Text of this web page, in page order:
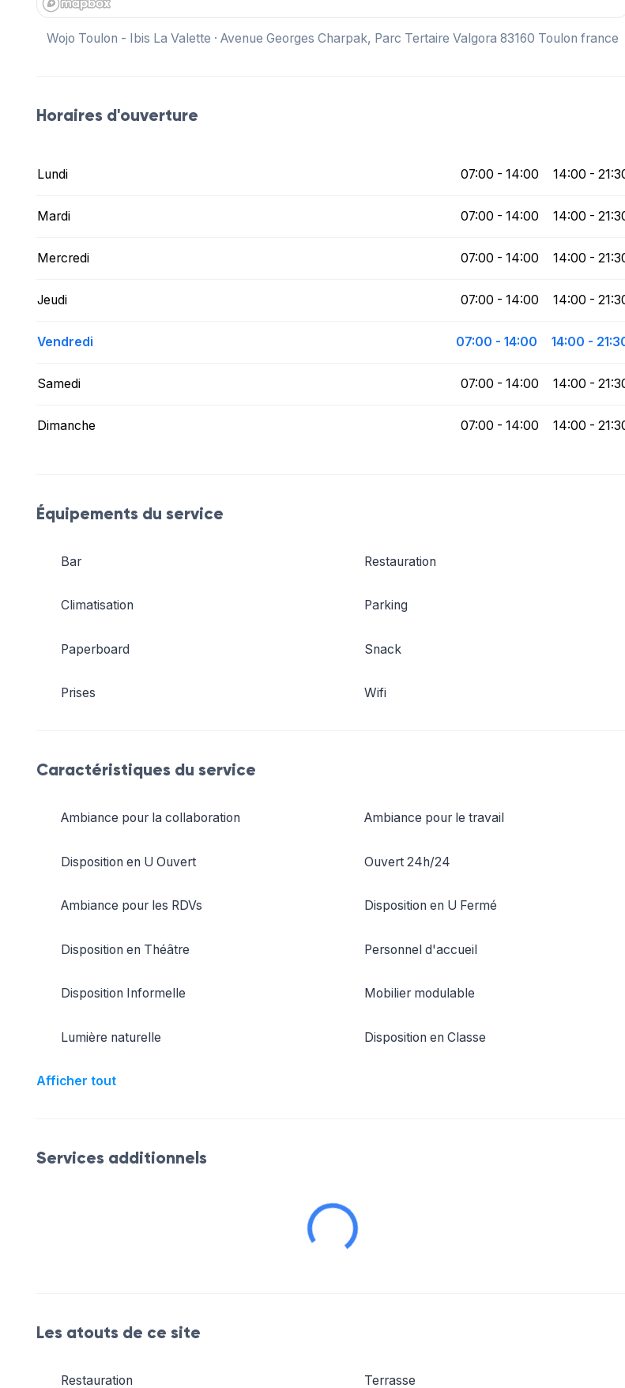
Wojo Toulon - Ibis La Valette · Avenue Georges Charpak, Parc Tertaire Valgora 83160 Toulon france
Horaires d'ouverture
Lundi 07:00 - 14:00 14:00 -
Mardi 07:00 - 14:00 14:00 -
Mercredi 07:00 - 14:00 14:00 -
Jeudi 07:00 - 14:00 14:00 -
Vendredi 07:00 - 14:00 14:00 -
Samedi 07:00 - 14:00 14:00 -
Dimanche 07:00 - 14:00 14:00 -
Équipements du service
Bar
Climatisation
Paperboard
Prises
Restauration
Parking
Snack
Wifi
Caractéristiques du service
Ambiance pour la collaboration
Disposition en U Ouvert
Ambiance pour les RDVs
Disposition en Théâtre
Disposition Informelle
Lumière naturelle
Ambiance pour le travail
Ouvert 24h/24
Disposition en U Fermé
Personnel d'accueil
Mobilier modulable
Disposition en Classe
Afficher tout
Services additionnels
Les atouts de ce site
Restauration Terrasse